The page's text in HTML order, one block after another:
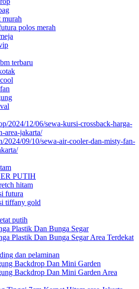
murah
polos merah
terbaru
2024/12/06/sewa-kursi-crossback-harga-
area-jakarta/
2024/09/10/sewa-air-cooler-dan-misty-fan-
PUTIH
hitam
futura
tiffany gold
putih
Plastik Dan Bunga Segar
Plastik Dan Bunga Segar Area Terdekat
dan pelaminan
Backdrop Dan Mini Garden
Backdrop Dan Mini Garden Area